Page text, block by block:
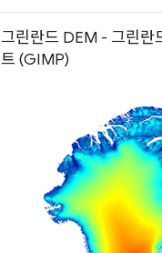
그린란드 DEM - 그린란
트 (GIMP)